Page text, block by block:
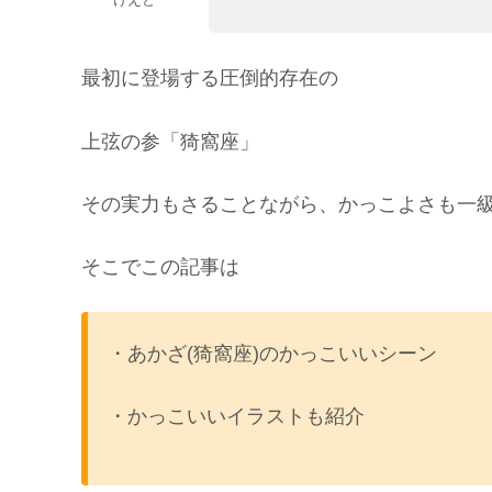
最初に登場する圧倒的存在の
上弦の参「猗窩座」
その実力もさることながら、かっこよさも一
そこでこの記事は
・あかざ(猗窩座)のかっこいいシーン
・かっこいいイラストも紹介